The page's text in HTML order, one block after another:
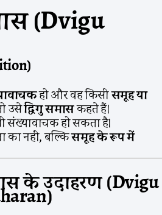
(Dvigu
हो और वह किसीसमूह या
उसेद्विगु समासकहते हैं।
हो सकता है।
का नहीं, बल्किसमूह के रूप में
के उदाहरण (Dvigu